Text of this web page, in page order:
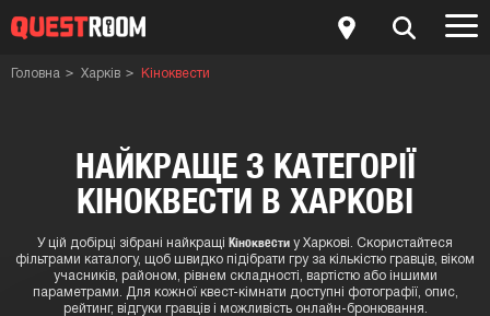
Головна Харків Кіноквести
НАЙКРАЩЕ З КАТЕГОРІЇ
КІНОКВЕСТИ В ХАРКОВІ
У цій добірці зібрані найкращі Кіноквести у Харкові. Скористайтеся
фільтрами каталогу, щоб швидко підібрати гру за кількістю гравців, віком
учасників, районом, рівнем складності, вартістю або іншими
параметрами. Для кожної квест-кімнати доступні фотографії, опис,
рейтинг, відгуки гравців і можливість онлайн-бронювання.